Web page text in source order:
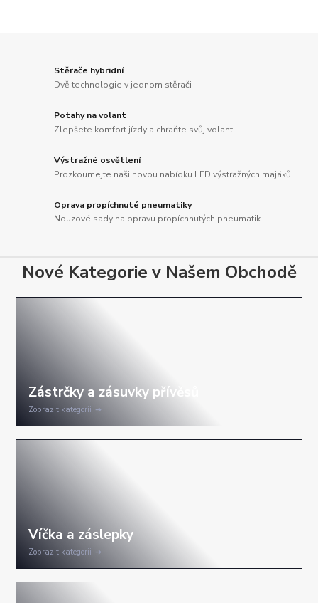
Stěrače hybridní
Dvě technologie v jednom stěrači
Potahy na volant
Zlepšete komfort jízdy a chraňte svůj volant
Výstražné osvětlení
Prozkoumejte naši novou nabídku LED výstražných majáků
Oprava propíchnuté pneumatiky
Nouzové sady na opravu propíchnutých pneumatik
Nové Kategorie v Našem Obchodě
Zobrazit kategorii
Zobrazit kategorii